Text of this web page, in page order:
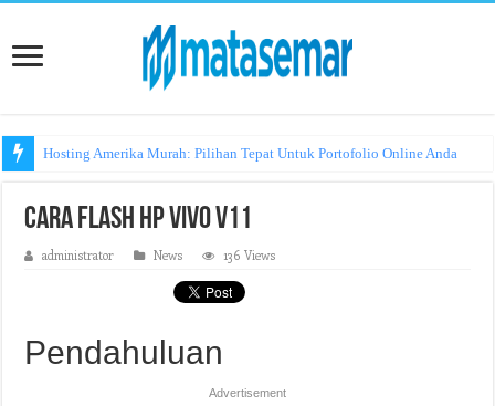
Hosting Amerika Murah: Pilihan Tepat Untuk Portofolio Online Anda
Cara Flash HP Vivo V11
administrator News 136 Views
Pendahuluan
Advertisement